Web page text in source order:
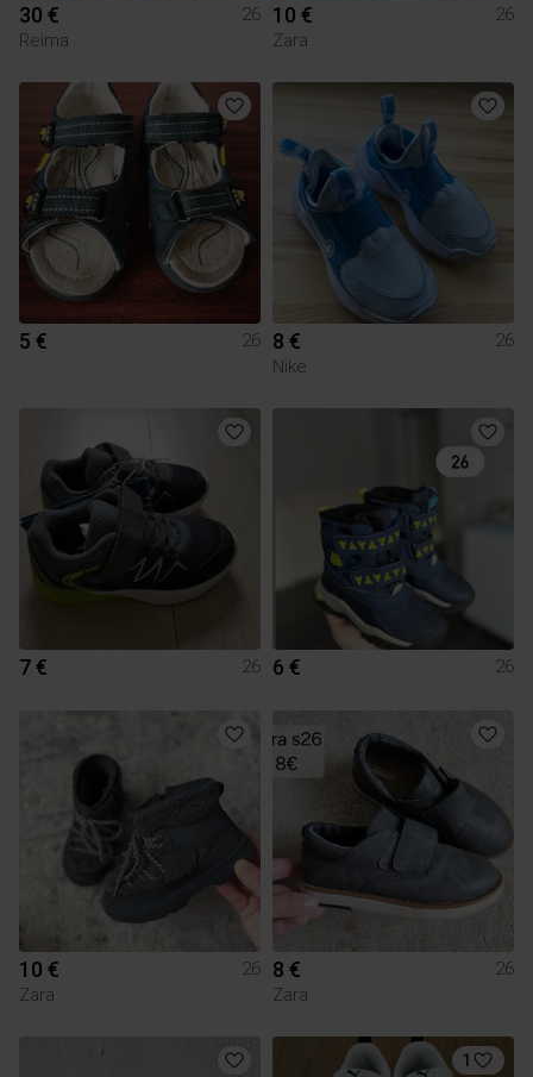
30 €
26
Reima
10 €
26
Zara
5 € 26 8 €
26
Nike
7 € 26 6 € 26
10 €
26
Zara
8 €
26
Zara
1